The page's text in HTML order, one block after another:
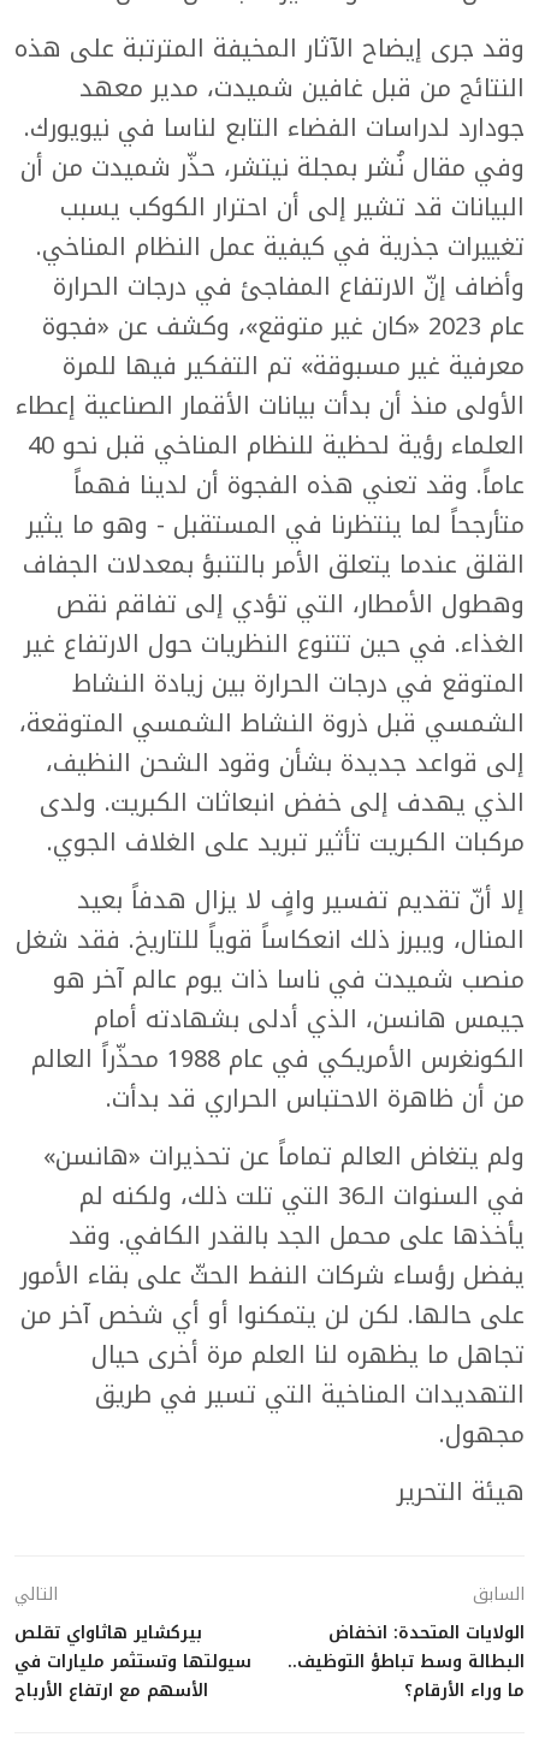
وقد جرى إيضاح الآثار المخيفة المترتبة على هذه
النتائج من قبل غافين شميدت، مدير معهد
جودارد لدراسات الفضاء التابع لناسا في نيويورك.
وفي مقال نُشر بمجلة نيتشر، حذّر شميدت من أن
البيانات قد تشير إلى أن احترار الكوكب يسبب
تغييرات جذرية في كيفية عمل النظام المناخي.
وأضاف إنّ الارتفاع المفاجئ في درجات الحرارة
عام 2023 «كان غير متوقع»، وكشف عن «فجوة
معرفية غير مسبوقة» تم التفكير فيها للمرة
الأولى منذ أن بدأت بيانات الأقمار الصناعية إعطاء
العلماء رؤية لحظية للنظام المناخي قبل نحو 40
عاماً. وقد تعني هذه الفجوة أن لدينا فهماً
متأرجحاً لما ينتظرنا في المستقبل - وهو ما يثير
القلق عندما يتعلق الأمر بالتنبؤ بمعدلات الجفاف
وهطول الأمطار، التي تؤدي إلى تفاقم نقص
الغذاء. في حين تتنوع النظريات حول الارتفاع غير
المتوقع في درجات الحرارة بين زيادة النشاط
الشمسي قبل ذروة النشاط الشمسي المتوقعة،
إلى قواعد جديدة بشأن وقود الشحن النظيف،
الذي يهدف إلى خفض انبعاثات الكبريت. ولدى
مركبات الكبريت تأثير تبريد على الغلاف الجوي.
إلا أنّ تقديم تفسير وافٍ لا يزال هدفاً بعيد
المنال، ويبرز ذلك انعكاساً قوياً للتاريخ. فقد شغل
منصب شميدت في ناسا ذات يوم عالم آخر هو
جيمس هانسن، الذي أدلى بشهادته أمام
الكونغرس الأمريكي في عام 1988 محذّراً العالم
من أن ظاهرة الاحتباس الحراري قد بدأت.
ولم يتغاض العالم تماماً عن تحذيرات «هانسن»
في السنوات الـ36 التي تلت ذلك، ولكنه لم
يأخذها على محمل الجد بالقدر الكافي. وقد
يفضل رؤساء شركات النفط الحثّ على بقاء الأمور
على حالها. لكن لن يتمكنوا أو أي شخص آخر من
تجاهل ما يظهره لنا العلم مرة أخرى حيال
التهديدات المناخية التي تسير في طريق
مجهول.
هيئة التحرير
السابق
الولايات المتحدة: انخفاض
البطالة وسط تباطؤ التوظيف..
ما وراء الأرقام؟
التالي
بيركشاير هاثاواي تقلص
سيولتها وتستثمر مليارات في
الأسهم مع ارتفاع الأرباح